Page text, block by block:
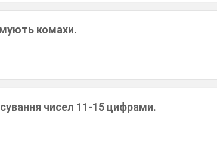
комахи.
чисел 11-15 цифрами.